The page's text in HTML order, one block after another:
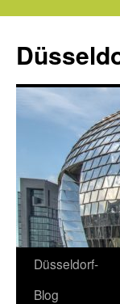
springen
Düsseldorf-
Blog